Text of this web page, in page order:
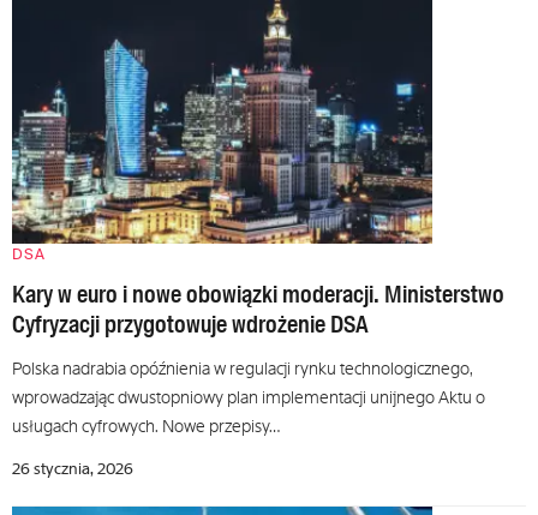
DSA
Kary w euro i nowe obowiązki moderacji. Ministerstwo
Cyfryzacji przygotowuje wdrożenie DSA
Polska nadrabia opóźnienia w regulacji rynku technologicznego,
wprowadzając dwustopniowy plan implementacji unijnego Aktu o
usługach cyfrowych. Nowe przepisy…
26 stycznia, 2026